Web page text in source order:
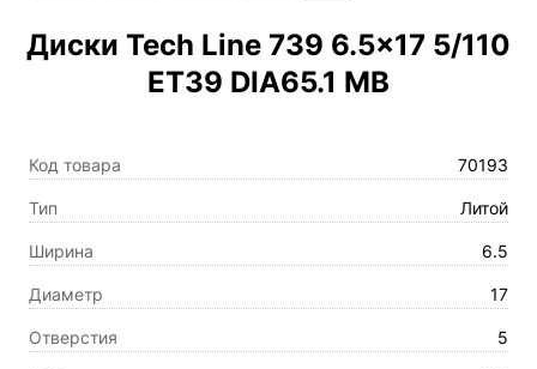
Диски Tech Line 739 6.5×17 5/110
ET39 DIA65.1 MB
Код товара 70193
Тип Литой
Ширина 6.5
Диаметр 17
Отверстия 5